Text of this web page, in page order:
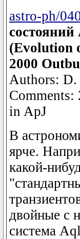
astro-ph/
состояний
(Evolution
2000
Authors:
Comments:
in ApJ
В
ярче.
какой-
двойные с
система